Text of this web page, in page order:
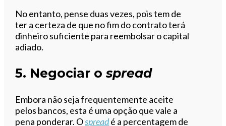
No entanto, pense duas vezes, pois tem de
ter a certeza de que no fim do contrato terá
dinheiro suficiente para reembolsar o capital
adiado.
5. Negociar ospread
Embora não seja frequentemente aceite
pelos bancos, esta é uma opção que vale a
pena ponderar. Ospreadé a percentagem de